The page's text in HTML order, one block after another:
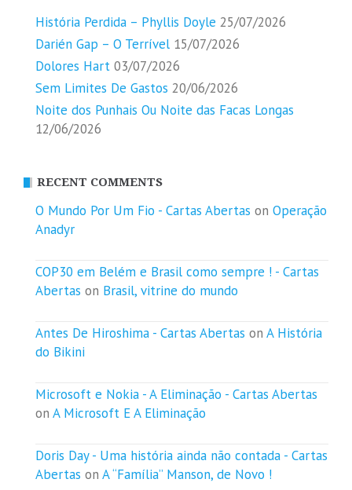
História Perdida – Phyllis Doyle 25/07/2026
Darién Gap – O Terrível 15/07/2026
Dolores Hart 03/07/2026
Sem Limites De Gastos 20/06/2026
Noite dos Punhais Ou Noite das Facas Longas
12/06/2026
RECENT COMMENTS
O Mundo Por Um Fio - Cartas Abertas on Operação
Anadyr
COP30 em Belém e Brasil como sempre ! - Cartas
Abertas on Brasil, vitrine do mundo
Antes De Hiroshima - Cartas Abertas on A História
do Bikini
Microsoft e Nokia - A Eliminação - Cartas Abertas
on A Microsoft E A Eliminação
Doris Day - Uma história ainda não contada - Cartas
Abertas on A “Família” Manson, de Novo !